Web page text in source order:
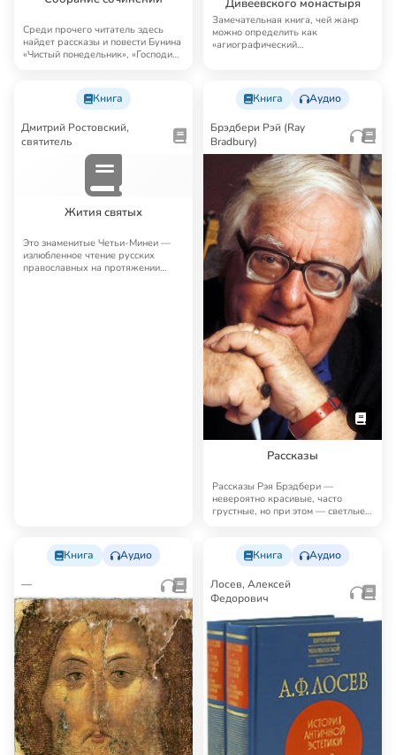
Среди прочего читатель здесь
найдет рассказы и повести Бунина
«Чистый понедельник», «Господин
Замечательная книга, чей жанр
можно определить как
«агиографический
Книга
Дмитрий Ростовский,
святитель
Жития святых
Это знаменитые Четьи-Минеи —
излюбленное чтение русских
православных на протяжении
Книга Аудио
Брэдбери Рэй (Ray
Bradbury)
Рассказы
Рассказы Рэя Брэдбери —
невероятно красивые, часто
грустные, но при этом — светлые,
Книга Аудио
—
Книга Аудио
Лосев, Алексей
Федорович